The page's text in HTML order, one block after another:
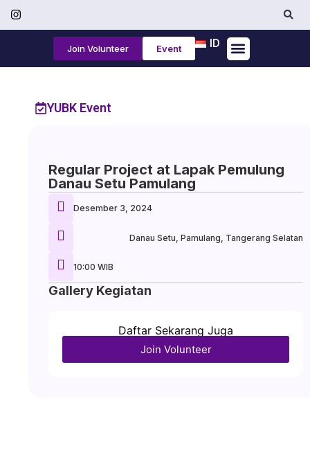
ID
Join Volunteer Event
YUBK Event
Regular Project at Lapak Pemulung
Danau Setu Pamulang
Desember 3, 2024
Danau Setu, Pamulang, Tangerang Selatan
10:00 WIB
Gallery Kegiatan
Daftar Sekarang Juga
Join Volunteer